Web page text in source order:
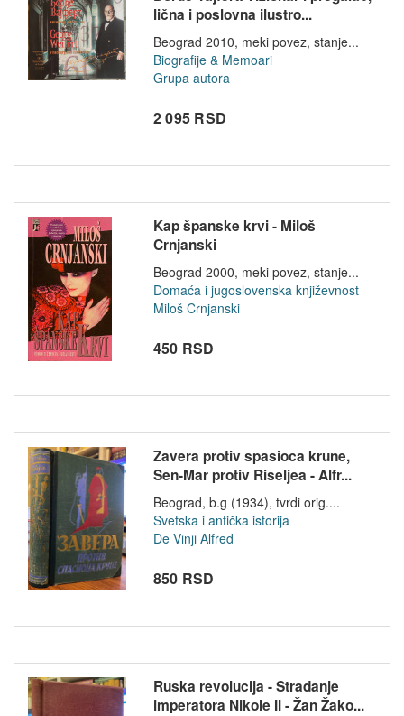
lična i poslovna ilustro...
Beograd 2010, meki povez, stanje...
Biografije & Memoari
Grupa autora
2 095 RSD
Kap španske krvi - Miloš
Crnjanski
Beograd 2000, meki povez, stanje...
Domaća i jugoslovenska književnost
Miloš Crnjanski
450 RSD
Zavera protiv spasioca krune,
Sen-Mar protiv Riseljea - Alfr...
Beograd, b.g (1934), tvrdi orig....
Svetska i antička istorija
De Vinji Alfred
850 RSD
Ruska revolucija - Stradanje
imperatora Nikole II - Žan Žako...